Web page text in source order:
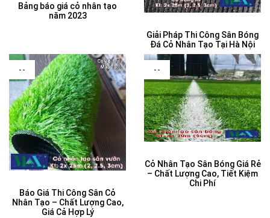
Bảng báo giá cỏ nhân tạo
năm 2023
Giải Pháp Thi Công Sân Bóng
Đá Cỏ Nhân Tạo Tại Hà Nội
--
Báo Giá Thi Công Sân Cỏ
Nhân Tạo – Chất Lượng Cao,
Giá Cả Hợp Lý
--
Cỏ Nhân Tạo Sân Bóng Giá Rẻ
– Chất Lượng Cao, Tiết Kiệm
Chi Phí